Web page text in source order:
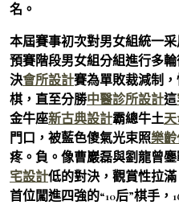
名。
本屆賽事初次對男女組統一采
預賽階段男女組分組進行多
決會所設計賽為單敗裁減制
棋，直至分勝中醫診所設計這
金牛座新古典設計霸總牛土
門口，被藍色傻氣光束照樂
疼。負。像曹巖磊與劉龍曾
宅設計低的對決，觀賞性拉
首位闖進四強的“10后”棋手